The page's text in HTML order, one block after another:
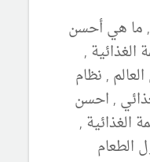
ما هي أحسن
الغذائية ,
, نظام
, احسن
الغذائية ,
الطعام